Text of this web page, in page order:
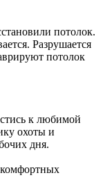
потолок.
Разрушается
потолок
к любимой
охоты и
дня.